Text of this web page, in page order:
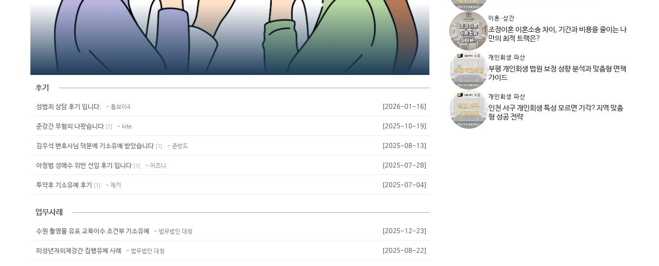
후기
성범죄 상담 후기 입니다. - 톰보이4 [2026-01-16]
준강간 무혐의 나왓습니다 [1 ] - kite [2025-10-19]
김우석 변호사님 덕분에 기소유예 받았습니다 [1 ] - 준밧드 [2025-08-13]
아청법 성매수 위반 선임 후기 입니다 [1 ] - 이즈니 [2025-07-28]
투약후 기소유예 후기 [1 ] - 재기 [2025-07-04]
업무사례
수원 촬영물 유포 교육이수 조건부 기소유예 - 법무법인 대청 [2025-12-23]
미성년자의제강간 집행유예 사례 - 법무법인 대청 [2025-08-22]
이혼·상간
조정이혼 이혼소송 차이, 기간과 비용을 줄이는 나
만의 최적 트랙은?
개인회생 파산
부평 개인회생 법원 보정 성향 분석과 맞춤형 면책
가이드
개인회생 파산
인천 서구 개인회생 특성 모르면 기각?지역 맞춤
형 성공 전략